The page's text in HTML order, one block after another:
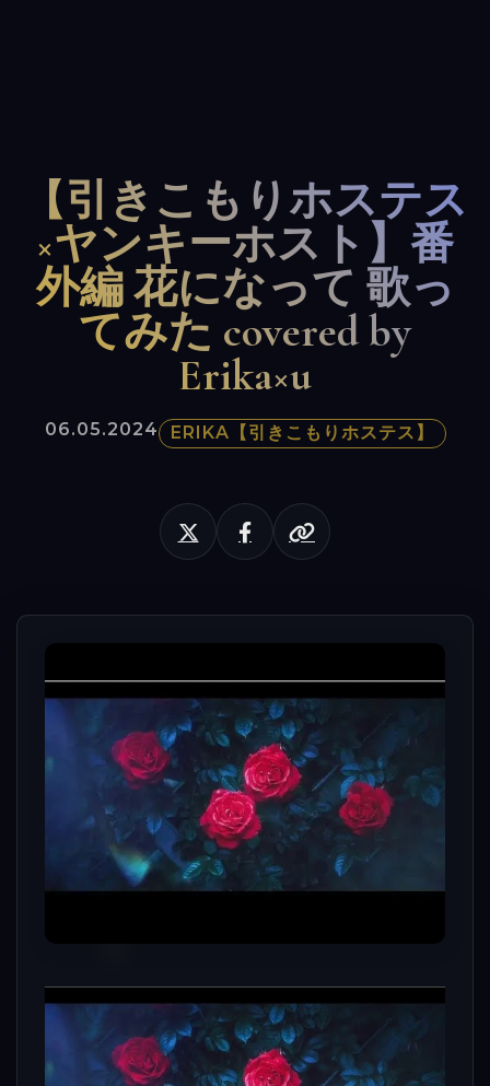
【引きこもりホステス
×ヤンキーホスト】番
外編 花になって 歌っ
てみた covered by
Erika×u
06.05.2024 ERIKA【引きこもりホステス】